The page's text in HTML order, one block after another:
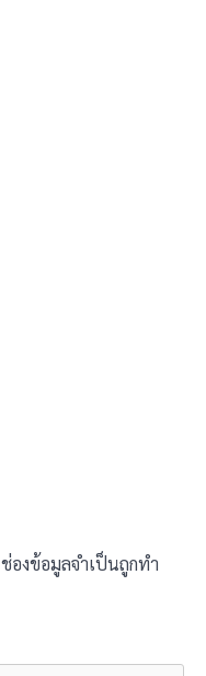
ช่องข้อมูลจำเป็นถูกทำ